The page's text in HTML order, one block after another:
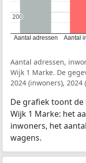
Aantal adressen Aantal
200
200
Aantal adressen,
Wijk 1 Marke. De
2024 (inwoners), 2024
De grafiek toont de
Wijk 1 Marke: het
inwoners, het
wagens.